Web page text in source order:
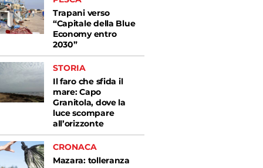
Trapani verso
“Capitale della Blue
Economy entro
2030”
STORIA
Il faro che sfida il
mare: Capo
Granitola, dove la
luce scompare
all’orizzonte
CRONACA
Mazara: tolleranza